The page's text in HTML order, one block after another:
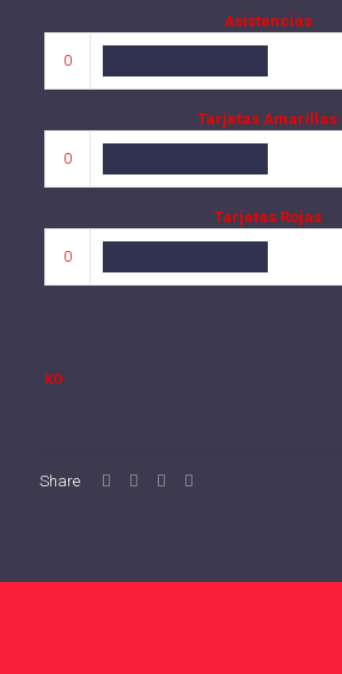
Asistencias
0
Tarjetas Amarillas
0
Tarjetas Rojas
0
KO
Share